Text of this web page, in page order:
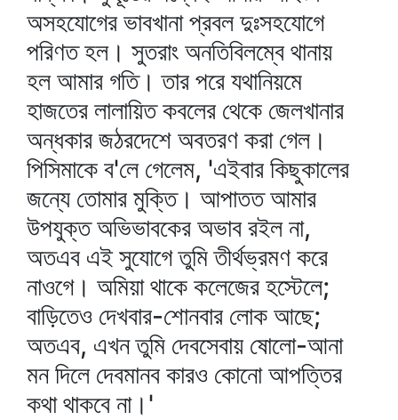
অসহযোগের ভাবখানা প্রবল দুঃসহযোগে
পরিণত হল। সুতরাং অনতিবিলম্বে থানায়
হল আমার গতি। তার পরে যথানিয়মে
হাজতের লালায়িত কবলের থেকে জেলখানার
অন্ধকার জঠরদেশে অবতরণ করা গেল।
পিসিমাকে ব'লে গেলেম, 'এইবার কিছুকালের
জন্যে তোমার মুক্তি। আপাতত আমার
উপযুক্ত অভিভাবকের অভাব রইল না,
অতএব এই সুযোগে তুমি তীর্থভ্রমণ করে
নাওগে। অমিয়া থাকে কলেজের হস্টেলে;
বাড়িতেও দেখবার-শোনবার লোক আছে;
অতএব, এখন তুমি দেবসেবায় ষোলো-আনা
মন দিলে দেবমানব কারও কোনো আপত্তির
কথা থাকবে না।'